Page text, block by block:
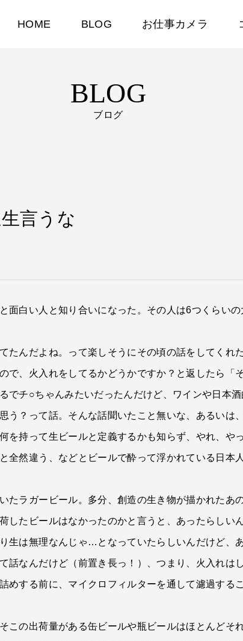
HOME BLOG お仕事カメラ
BLOG
ブログ
言うな
面白い人と知り合いになった。その人は6つくらい
たんだよね。って楽しそうにその頃の話をしてくれ
で、火入れをしてるかどうかですか？と返したら「
でチ○ちゃんみたいだったんだけど、ワインや日本
う？って話。そんな話聞いたこと無いな、あるいは
持って生ビールと定義するかも知らず、やれ、や
全然違う、などとビールで酔って浮かれている日
たラガービール。多分、創造の生き物が描かれたあ
したビールはなかったのかと言うと、あったらしい
生は無理なんじゃ…となっていたらしいんだけど、
話なんだけど（前置き長っ！）、つまり、火入れは
めする前に、マイクロフィルターを通して濾過する
この出荷量がある缶ビールや瓶ビールはほとんどそ